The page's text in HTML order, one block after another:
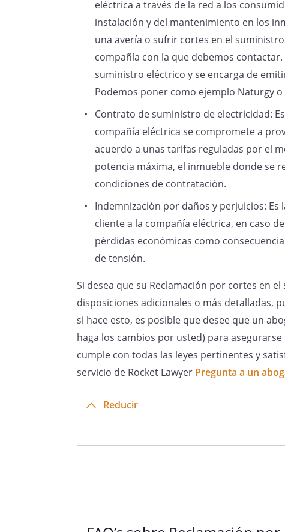
SOLICITO
Por los perjuicios ocasionados
servicio del que estoy al corriente
una cantidad equivalente al
que se ha producido el corte
compensado en el recibo
A la espera de su contestación, y
solucionar amistosamente mi
recurrir a otras vías, atentamente
X
eléctrica a través de la red a los
instalación y del mantenimiento en los
una avería o sufrir cortes en el
compañía con la que debemos
suministro eléctrico y se encarga de
Podemos poner como ejemplo Naturgy
Contrato de suministro de electricidad:
compañía eléctrica se compromete a
acuerdo a unas tarifas reguladas por el
potencia máxima, el inmueble donde se
condiciones de contratación.
Indemnización por daños y perjuicios:
cliente a la compañía eléctrica, en caso
pérdidas económicas como
de tensión.
Si desea que su Reclamación por cortes en
disposiciones adicionales o más detalladas,
si hace esto, es posible que desee que un
haga los cambios por usted) para
cumple con todas las leyes pertinentes y
servicio de Rocket Lawyer Pregunta a un
Reducir